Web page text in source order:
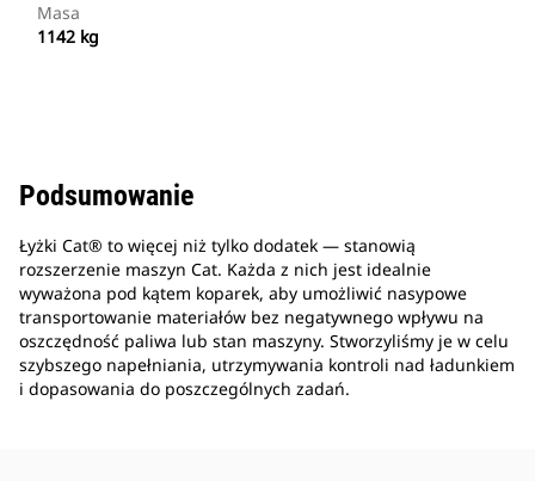
Masa
1142 kg
Podsumowanie
Łyżki Cat® to więcej niż tylko dodatek — stanowią
rozszerzenie maszyn Cat. Każda z nich jest idealnie
wyważona pod kątem koparek, aby umożliwić nasypowe
transportowanie materiałów bez negatywnego wpływu na
oszczędność paliwa lub stan maszyny. Stworzyliśmy je w celu
szybszego napełniania, utrzymywania kontroli nad ładunkiem
i dopasowania do poszczególnych zadań.